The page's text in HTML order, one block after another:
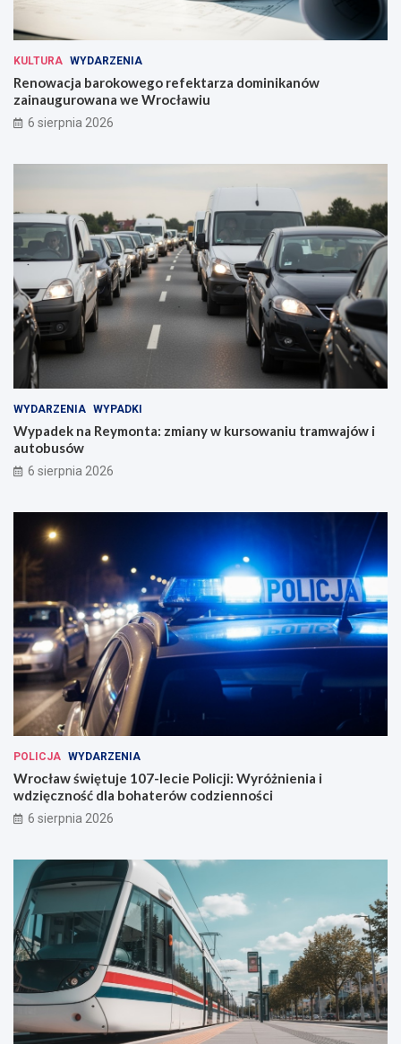
KULTURA WYDARZENIA
Renowacja barokowego refektarza dominikanów
zainaugurowana we Wrocławiu
6 sierpnia 2026
WYDARZENIA WYPADKI
Wypadek na Reymonta: zmiany w kursowaniu tramwajów i
autobusów
6 sierpnia 2026
POLICJA WYDARZENIA
Wrocław świętuje 107-lecie Policji: Wyróżnienia i
wdzięczność dla bohaterów codzienności
6 sierpnia 2026